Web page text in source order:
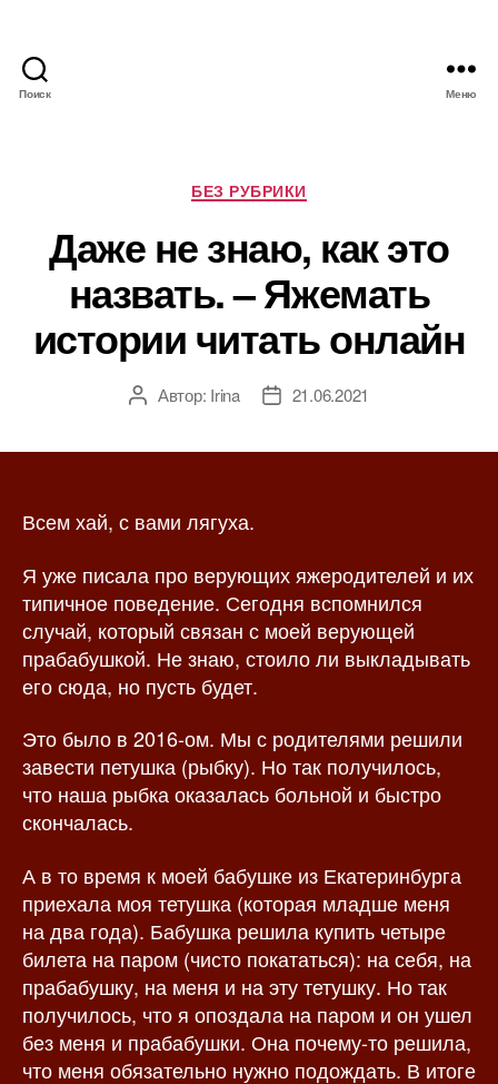
Поиск
М
а
т
ь
Меню
Р
у
б
р
к
и
БЕЗ РУБРИКИ
Даже не знаю, как это
назвать. – Яжемать
истории читать онлайн
А
з
п
с
и
Автор: Irina
Д
и
и
21.06.2021
Всем хай, с вами лягуха.
Я уже писала про верующих яжеродителей и их
типичное поведение. Сегодня вспомнился
случай, который связан с моей верующей
прабабушкой. Не знаю, стоило ли выкладывать
его сюда, но пусть будет.
Это было в 2016-ом. Мы с родителями решили
завести петушка (рыбку). Но так получилось,
что наша рыбка оказалась больной и быстро
скончалась.
А в то время к моей бабушке из Екатеринбурга
приехала моя тетушка (которая младше меня
на два года). Бабушка решила купить четыре
билета на паром (чисто покататься): на себя, на
прабабушку, на меня и на эту тетушку. Но так
получилось, что я опоздала на паром и он ушел
без меня и прабабушки. Она почему-то решила,
что меня обязательно нужно подождать. В итоге